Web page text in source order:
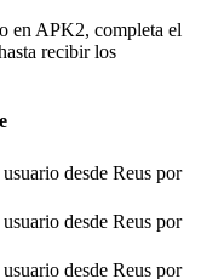
en APK2, completa el
recibir los
desde Reus por
desde Reus por
desde Reus por